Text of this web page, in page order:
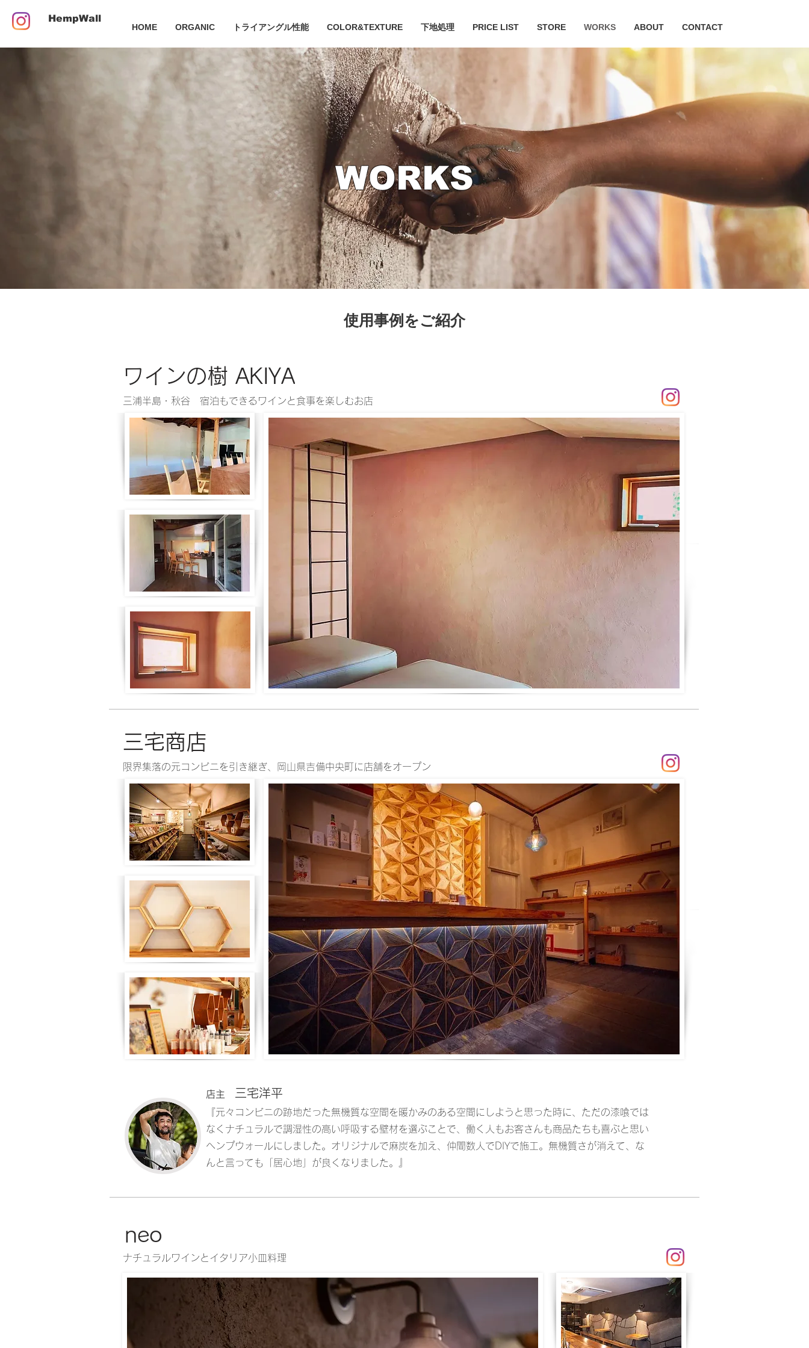
HempWall
HOME ORGANIC トライアングル性能 COLOR&TEXTURE 下地処理 PRICE LIST STORE WORKS ABOUT CONTACT
WORKS
使用事例をご紹介
ワインの樹 AKIYA
三浦半島・秋谷 宿泊もできるワインと食事を楽しむお店
三宅商店
限界集落の元コンビニを引き継ぎ、岡山県吉備中央町に店舗をオープン
店主 三宅洋平
『元々コンビニの跡地だった無機質な空間を暖かみのある空間にしようと思った時に、ただの漆喰では
なくナチュラルで調湿性の高い呼吸する壁材を選ぶことで、働く人もお客さんも商品たちも喜ぶと思い
ヘンプウォールにしました。オリジナルで麻炭を加え、仲間数人でDIYで施工。 無機質さが消えて、な
んと言っても「居心地」が良くなりました。
neo
ナチュラルワインとイタリア小皿料理